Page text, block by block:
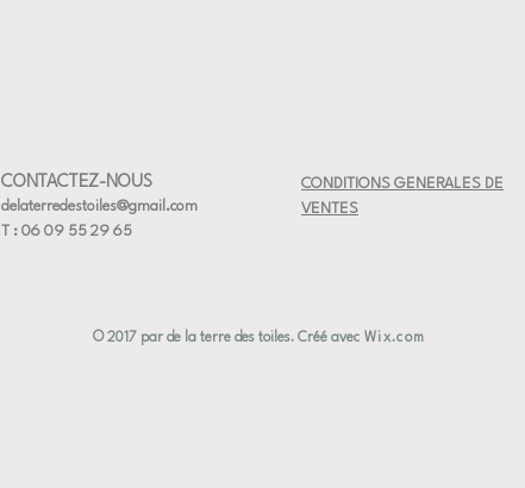
CONTACTEZ-NOUS
delaterredestoiles@gmail.com
T : 06 09 55 29 65
© 2017 par de la terre des toiles. Créé avec Wix.com
CONDITIONS GENERALES DE
VENTES